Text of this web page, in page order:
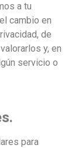
a tu
cambio en
de
y, en
servicio o
para